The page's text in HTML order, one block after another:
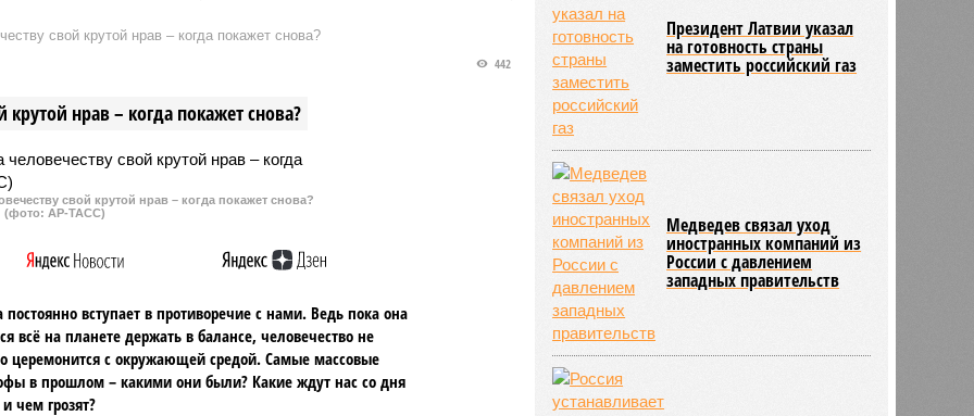
на континенте. О
(ЕК).
переговорам о вступлении в
предоставить Грузии статус
свой крутой нрав – когда покажет снова?
нрав – когда покажет снова?
442
свой крутой нрав – когда покажет снова?
(фото: АР-ТАСС)
постоянно вступает в противоречие с нами. Ведь пока она
всё на планете держать в балансе, человечество не
церемонится с окружающей средой. Самые массовые
в прошлом – какими они были? Какие ждут нас со дня
чем грозят?
Президент Латвии указал
на готовность страны
заместить российский газ
Медведев связал уход
иностранных компаний из
России с давлением
западных правительств